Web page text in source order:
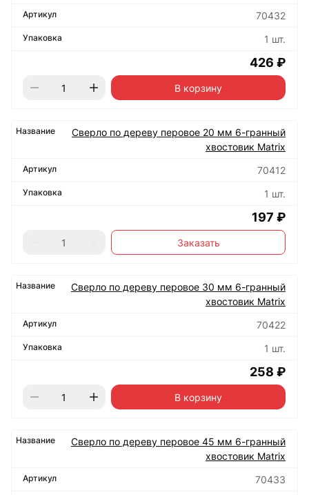
70432
1 шт.
426 ₽
В корзину
Сверло по дереву перовое 20 мм 6-гранный
хвостовик Matrix
70412
1 шт.
197 ₽
Заказать
Сверло по дереву перовое 30 мм 6-гранный
хвостовик Matrix
70422
1 шт.
258 ₽
В корзину
Сверло по дереву перовое 45 мм 6-гранный
хвостовик Matrix
70433